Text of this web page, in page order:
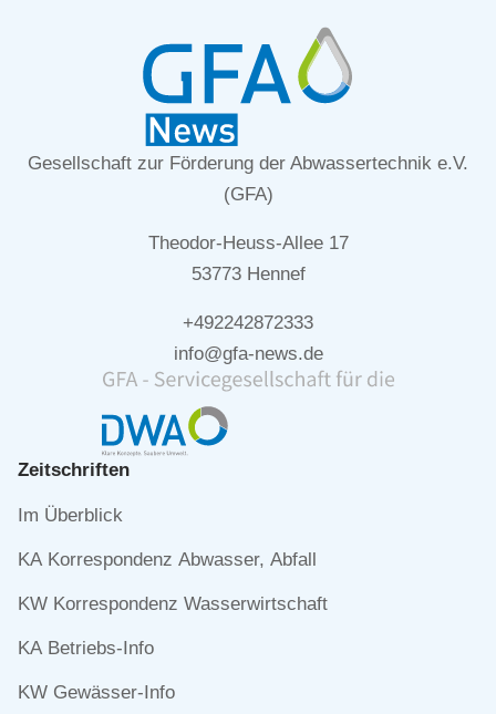
Gesellschaft zur Förderung der Abwassertechnik e.V.
(GFA)
Theodor-Heuss-Allee 17
53773 Hennef
+492242872333
info@gfa-news.de
Zeitschriften
Navigation
Im Überblick
KA Korrespondenz Abwasser, Abfall
KW Korrespondenz Wasserwirtschaft
KA Betriebs-Info
KW Gewässer-Info